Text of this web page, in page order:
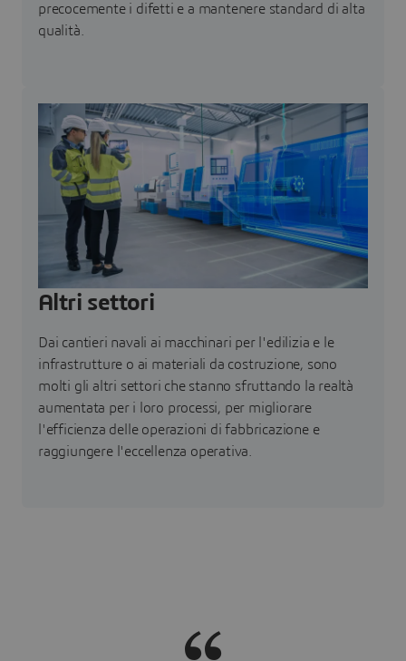
precocemente i difetti e a mantenere standard di alta
qualità.
Altri settori
Dai cantieri navali ai macchinari per l'edilizia e le
infrastrutture o ai materiali da costruzione, sono
molti gli altri settori che stanno sfruttando la realtà
aumentata per i loro processi, per migliorare
l'efficienza delle operazioni di fabbricazione e
raggiungere l'eccellenza operativa.